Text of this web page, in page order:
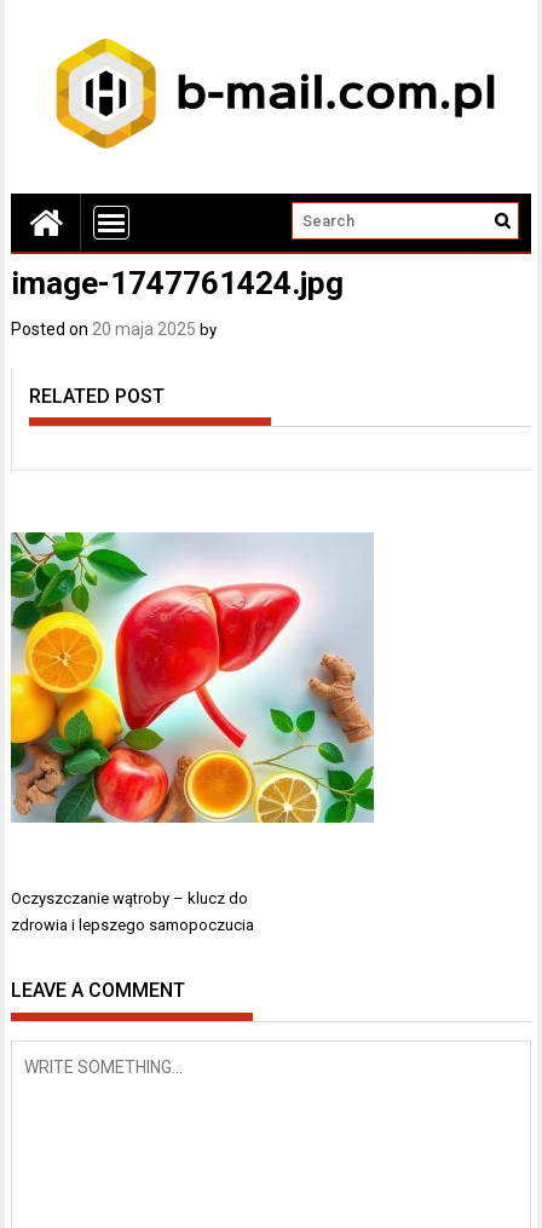
image-1747761424.jpg
Posted on 20 maja 2025 by
RELATED POST
Nawigacja
wpisu
Oczyszczanie wątroby – klucz do
zdrowia i lepszego samopoczucia
LEAVE A COMMENT